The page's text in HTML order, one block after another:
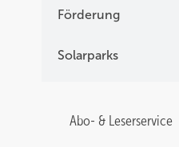
Förderung
Solarparks
Abo- & Leserservice